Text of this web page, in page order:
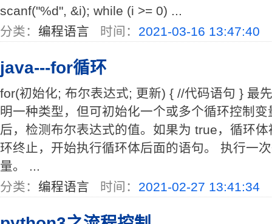
scanf("%d", &i); while (i >= 0) ...
分类： 编程语言 时间： 2021-03-16 13:47:40
java---for循环
for(初始化; 布尔表达式; 更新) { //代码语句 } 最
明一种类型，但可初始化一个或多个循环控制
后，检测布尔表达式的值。如果为 true，循环
环终止，开始执行循环体后面的语句。 执行一
量。 ...
分类： 编程语言 时间： 2021-02-27 13:41:34